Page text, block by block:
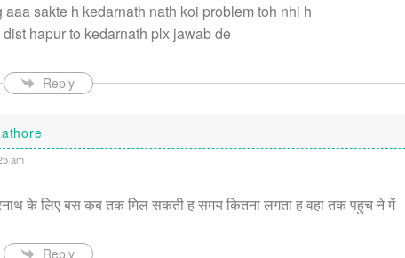
sakte h kedarnath nath koi problem toh nhi h
hapur to kedarnath plx jawab de
Reply
am
के लिए बस कब तक मिल सकती ह समय कितना लगता ह वहा तक पहुच ने में
Reply